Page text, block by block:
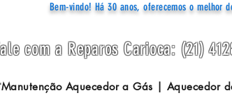
Bem-vindo! Há 30 anos, oferecemos o melhor
com a Reparos Carioca: (21)
"Manutenção Aquecedor a Gás | Aquecedor